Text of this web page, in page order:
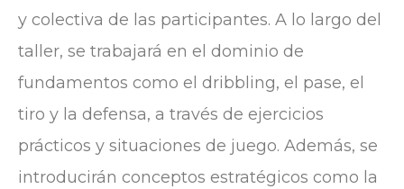
y colectiva de las participantes. A lo largo del
taller, se trabajará en el dominio de
fundamentos como el dribbling, el pase, el
tiro y la defensa, a través de ejercicios
prácticos y situaciones de juego. Además, se
introducirán conceptos estratégicos como la